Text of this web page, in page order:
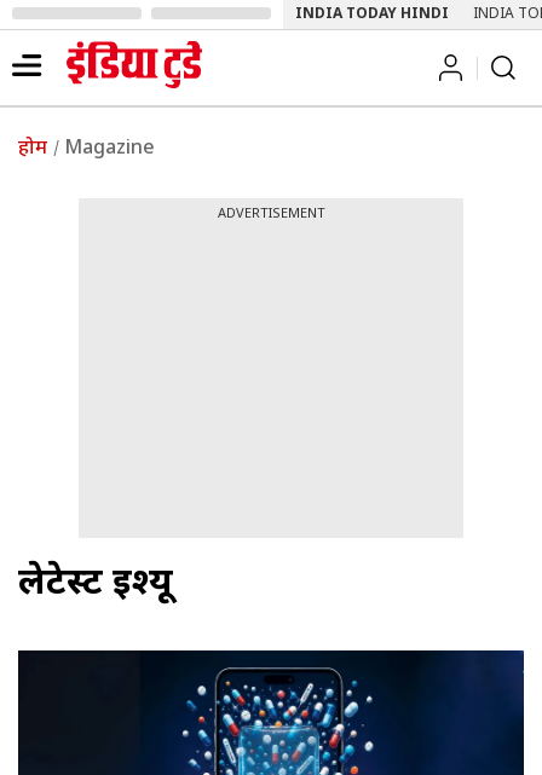
INDIA TODAY HINDI INDIA
होम Magazine
ADVERTISEMENT
लेटेस्ट इश्यू